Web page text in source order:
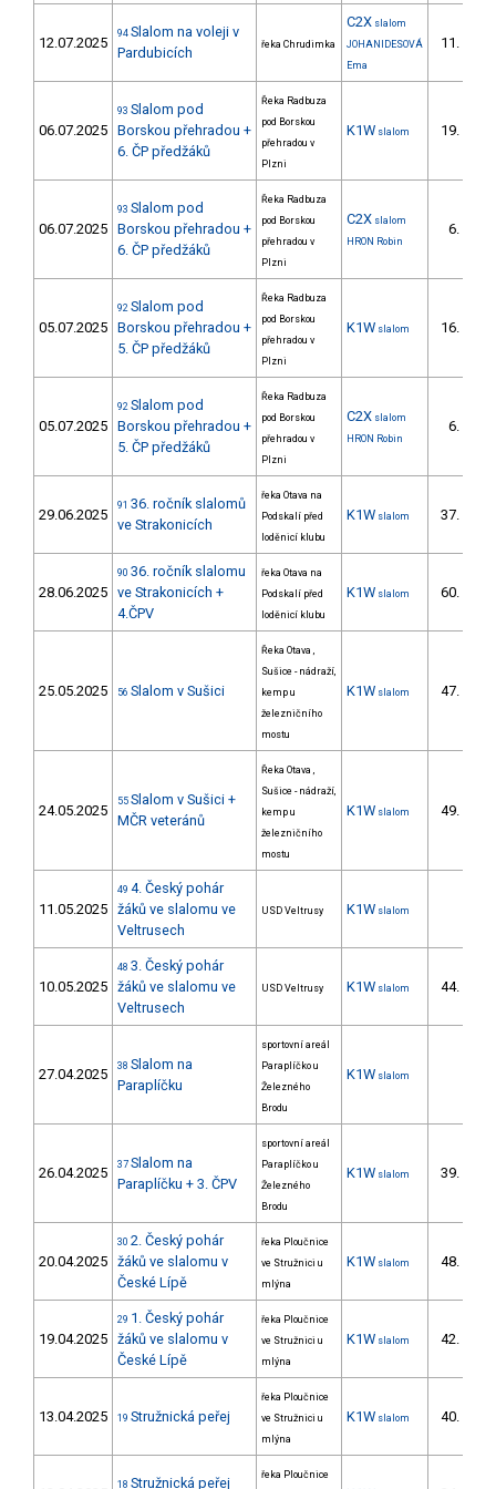
12.07.2025
94 Slalom na voleji v
Pardubicích
řeka Chrudimka
C2X slalom
JOHANIDESOVÁ
Ema
11.
06.07.2025
93 Slalom pod
Borskou přehradou +
6. ČP předžáků
Řeka Radbuza
pod Borskou
přehradou v
Plzni
K1W slalom 19.
06.07.2025
93 Slalom pod
Borskou přehradou +
6. ČP předžáků
Řeka Radbuza
pod Borskou
přehradou v
Plzni
C2X slalom
HRON Robin
6.
05.07.2025
92 Slalom pod
Borskou přehradou +
5. ČP předžáků
Řeka Radbuza
pod Borskou
přehradou v
Plzni
K1W slalom 16.
05.07.2025
92 Slalom pod
Borskou přehradou +
5. ČP předžáků
Řeka Radbuza
pod Borskou
přehradou v
Plzni
C2X slalom
HRON Robin
6.
29.06.2025
91 36. ročník slalomů
ve Strakonicích
řeka Otava na
Podskalí před
loděnicí klubu
K1W slalom 37.
28.06.2025
90 36. ročník slalomu
ve Strakonicích +
4.ČPV
řeka Otava na
Podskalí před
loděnicí klubu
K1W slalom 60.
25.05.2025 56 Slalom v Sušici
Řeka Otava ,
Sušice - nádraží,
kemp u
železničního
mostu
K1W slalom 47.
24.05.2025
55 Slalom v Sušici +
MČR veteránů
Řeka Otava ,
Sušice - nádraží,
kemp u
železničního
mostu
K1W slalom 49.
11.05.2025
49 4. Český pohár
žáků ve slalomu ve
Veltrusech
USD Veltrusy K1W slalom
10.05.2025
48 3. Český pohár
žáků ve slalomu ve
Veltrusech
USD Veltrusy K1W slalom 44.
27.04.2025 38 Slalom na
Paraplíčku
sportovní areál
Paraplíčko u
Železného
Brodu
K1W slalom
26.04.2025 37 Slalom na
Paraplíčku + 3. ČPV
sportovní areál
Paraplíčko u
Železného
Brodu
K1W slalom 39.
20.04.2025
30 2. Český pohár
žáků ve slalomu v
České Lípě
řeka Ploučnice
ve Stružnici u
mlýna
K1W slalom 48.
19.04.2025
29 1. Český pohár
žáků ve slalomu v
České Lípě
řeka Ploučnice
ve Stružnici u
mlýna
K1W slalom 42.
13.04.2025 19 Stružnická peřej
řeka Ploučnice
ve Stružnici u
mlýna
K1W slalom 40.
18 Stružnická peřej
řeka Ploučnice